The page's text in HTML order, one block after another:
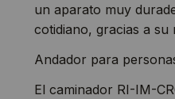
un aparato muy
cotidiano, gracias a
Andador para
El caminador RI-IM-